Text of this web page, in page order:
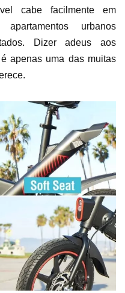
cabe facilmente em
urbanos
Dizer adeus aos
apenas uma das muitas